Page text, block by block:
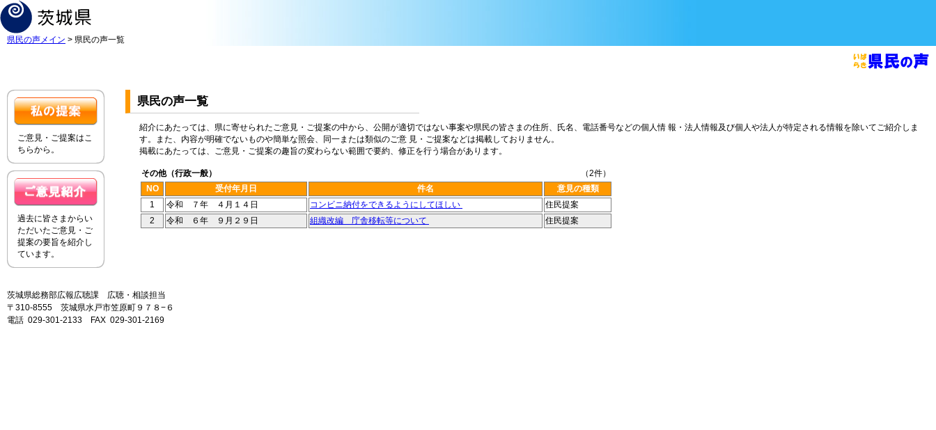
県民の声メイン > 県民の声一覧
ご意見・ご提案はこ
ちらから。
過去に皆さまからい
ただいたご意見・ご
提案の要旨を紹介し
ています。
県民の声一覧
紹介にあたっては、県に寄せられたご意見・ご提案の中から、公開が適切ではない事案や県民の皆さまの住所、氏名、電話番号などの個人情 報・法人情報及び個人や法人が特定される情報を除いてご紹介しま
す。また、内容が明確でないものや簡単な照会、同一または類似のご意 見・ご提案などは掲載しておりません。
掲載にあたっては、ご意見・ご提案の趣旨の変わらない範囲で要約、修正を行う場合があります。
その他（行政一般）
（2件）
NO
受付年月日 件名
意見の種類
1
令和 ７年 ４月１４日 コンビニ納付をできるようにしてほしい
住民提案
2
令和 ６年 ９月２９日 組織改編 庁舎移転等について 住民提案
茨城県総務部広報広聴課 広聴・相談担当
〒310-8555 茨城県水戸市笠原町９７８−６
電話 029-301-2133 FAX 029-301-2169